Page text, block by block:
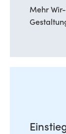
Mehr